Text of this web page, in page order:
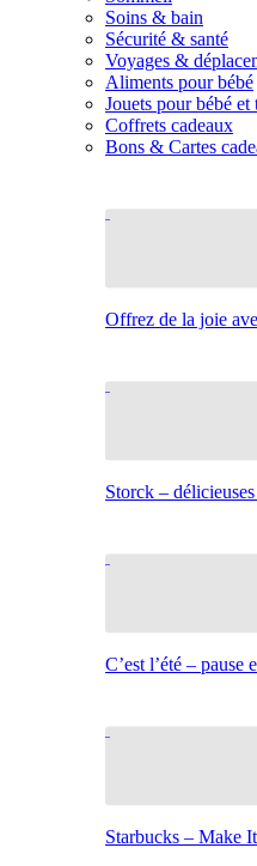
Soins & bain
Sécurité & santé
Voyages &
Aliments pour bébé
Jouets pour bébé et
Coffrets cadeaux
Bons & Cartes
Offrez de la joie
Storck –
C’est l’été – pause
Starbucks – Make